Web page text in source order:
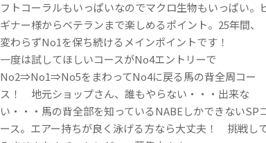
フトコーラルもいっぱいなのでマクロ生物もいっぱい。
ギナー様からベテランまで楽しめるポイント。25年間、
変わらずNo1を保ち続けるメインポイントです！
一度は試してほしいコースがNo4エントリーで
No2⇒No1⇒No5をまわってNo4に戻る馬の背全周コー
ス！ 地元ショップさん、誰もやらない・・・出来な
い・・・馬の背全部を知っているNABEしかできないSP
ース。エアー持ちが良く泳げる方なら大丈夫！ 挑戦し